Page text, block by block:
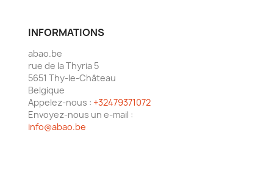
INFORMATIONS
abao.be
rue de la Thyria 5
5651 Thy-le-Château
Belgique
Appelez-nous : +32479371072
Envoyez-nous un e-mail :
info@abao.be